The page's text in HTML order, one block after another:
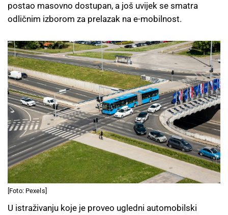
postao masovno dostupan, a još uvijek se smatra
odličnim izborom za prelazak na e-mobilnost.
[Foto: Pexels]
U istraživanju koje je proveo ugledni automobilski